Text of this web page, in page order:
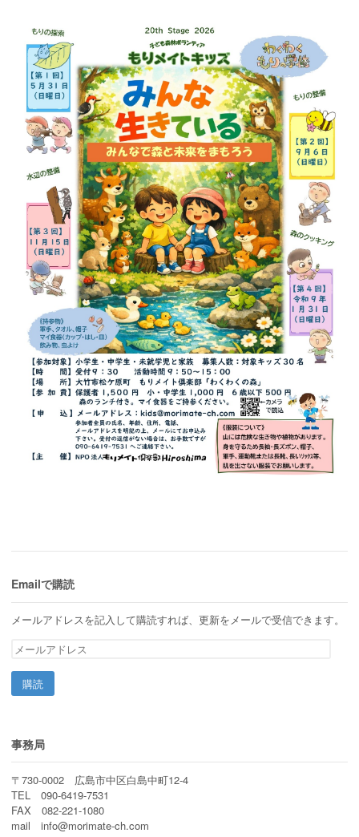
Emailで購読
メールアドレスを記入して購読すれば、更新をメールで受信できます。
メ
ル
ア
ス
事務局
〒730-0002 広島市中区白島中町12-4
TEL 090-6419-7531
FAX 082-221-1080
mail info@morimate-ch.com